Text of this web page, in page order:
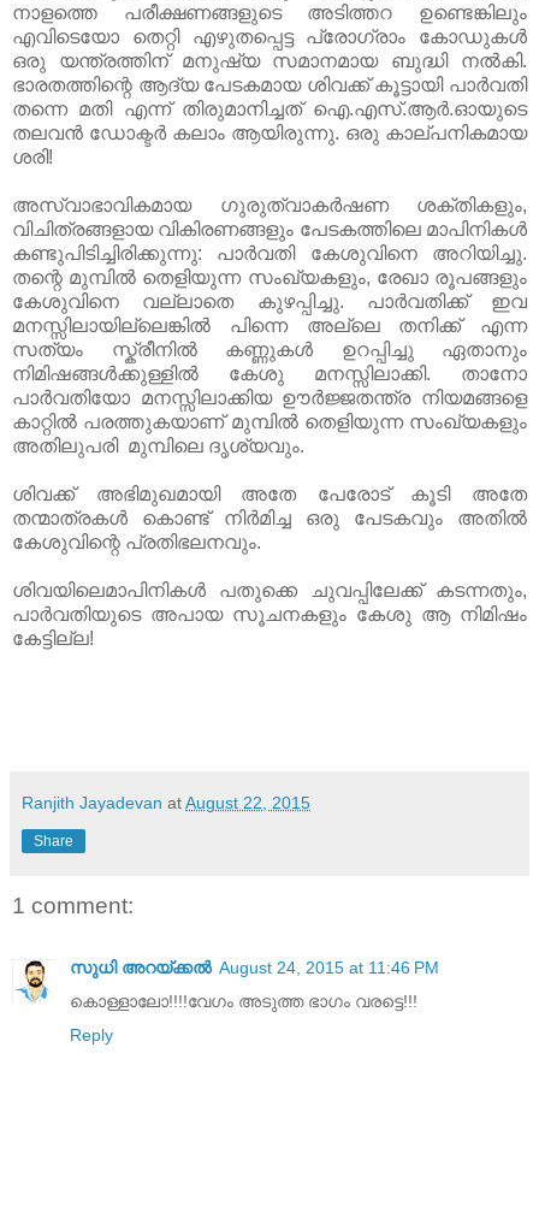
നാളത്തെ പരീക്ഷണങ്ങളുടെ അടിത്തറ ഉണ്ടെങ്കിലും
എവിടെയോ തെറ്റി എഴുതപ്പെട്ട പ്രോഗ്രാം കോഡുകള്‍
ഒരു യന്ത്രത്തിന് മനുഷ്യ സമാനമായ ബുദ്ധി നല്‍കി.
ഭാരതത്തിന്റെ ആദ്യ പേടകമായ ശിവക്ക് കൂട്ടായി പാര്‍വതി
തന്നെ മതി എന്ന് തിരുമാനിച്ചത് ഐ.എസ്.ആര്‍.ഓയുടെ
തലവന്‍ ഡോക്ടര്‍ കലാം ആയിരുന്നു. ഒരു കാല്പനികമായ
ശരി!
അസ്വാഭാവികമായ ഗുരുത്വാകര്‍ഷണ ശക്തികളും,
വിചിത്രങ്ങളായ വികിരണങ്ങളും പേടകത്തിലെ മാപിനികള്‍
കണ്ടുപിടിച്ചിരിക്കുന്നു: പാര്‍വതി കേശുവിനെ അറിയിച്ചു.
തന്റെ മുമ്പില്‍ തെളിയുന്ന സംഖ്യകളും, രേഖാ രൂപങ്ങളും
കേശുവിനെ വല്ലാതെ കുഴപ്പിച്ചു. പാര്‍വതിക്ക് ഇവ
മനസ്സിലായില്ലെങ്കില്‍ പിന്നെ അല്ലെ തനിക്ക് എന്ന
സത്യം സ്ക്രീനില്‍ കണ്ണുകള്‍ ഉറപ്പിച്ചു ഏതാനും
നിമിഷങ്ങള്‍ക്കുള്ളില്‍ കേശു മനസ്സിലാക്കി. താനോ
പാര്‍വതിയോ മനസ്സിലാക്കിയ ഊര്‍ജ്ജതന്ത്ര നിയമങ്ങളെ
കാറ്റില്‍ പരത്തുകയാണ് മുമ്പില്‍ തെളിയുന്ന സംഖ്യകളും
അതിലുപരി മുമ്പിലെ ദൃശ്യവും.
ശിവക്ക് അഭിമുഖമായി അതേ പേരോട് കൂടി അതേ
തന്മാത്രകള്‍ കൊണ്ട് നിര്‍മിച്ച ഒരു പേടകവും അതില്‍
കേശുവിന്റെ പ്രതിഭലനവും.
ശിവയിലെമാപിനികള്‍ പതുക്കെ ചുവപ്പിലേക്ക് കടന്നതും,
പാര്‍വതിയുടെ അപായ സൂചനകളും കേശു ആ നിമിഷം
കേട്ടില്ല!
Ranjith Jayadevan atAugust 22, 2015
Share
1 comment:
സുധി അറയ്ക്കൽ August 24, 2015 at 11:46 PM
കൊള്ളാലോ!!!!വേഗം അടുത്ത ഭാഗം വരട്ടെ!!!
Reply